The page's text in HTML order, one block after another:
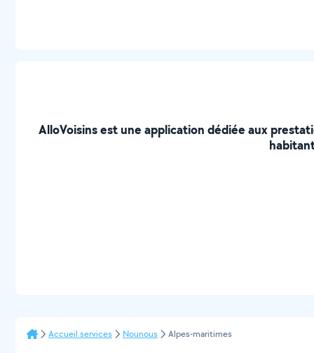
AlloVoisins est une application dédiée aux
Accueil services Nounous Alpes-maritimes